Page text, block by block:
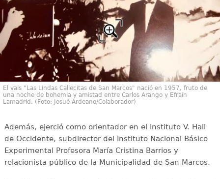
El vals "Las Lindas Callecitas de San Marcos" nació en 1957, fruto de
una noche de bohemia y amistad entre Carlos Arango y Efraín
Lamadrid. (Foto: Josué Ardeano/Colaborador)
Además, ejerció como orientador en el Instituto V. Hall
de Occidente, subdirector del Instituto Nacional Básico
Experimental Profesora María Cristina Barrios y
relacionista público de la Municipalidad de San Marcos.